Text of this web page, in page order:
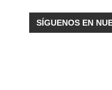
SÍGUENOS EN